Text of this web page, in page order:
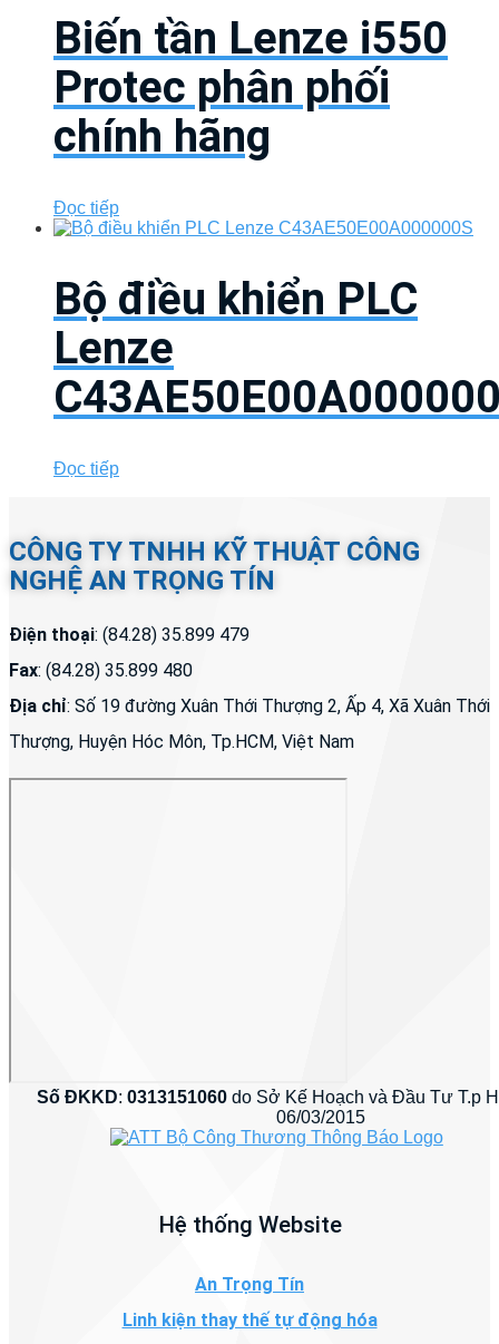
Biến tần Lenze i550
Protec phân phối
chính hãng
Đọc tiếp
Bộ điều khiển PLC
Lenze
Đọc tiếp
CÔNG TY TNHH KỸ THUẬT CÔNG
NGHỆ AN TRỌNG TÍN
Điện thoại: (84.28) 35.899 479
Fax: (84.28) 35.899 480
Địa chỉ: Số 19 đường Xuân Thới Thượng 2, Ấp 4, Xã Xuân Thới
Thượng, Huyện Hóc Môn, Tp.HCM, Việt Nam
Số ĐKKD:0313151060 do Sở Kế Hoạch và Đầu Tư T.p
06/03/2015
Hệ thống Website
An Trọng Tín
Linh kiện thay thế tự động hóa